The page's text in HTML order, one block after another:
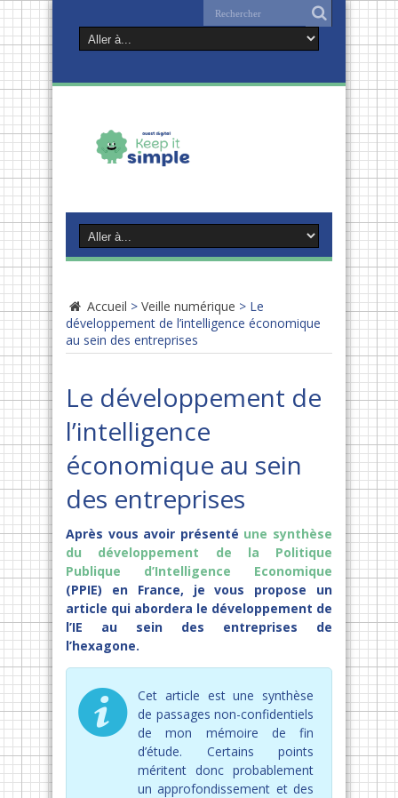
Accueil > Veille numérique > Le
développement de l’intelligence économique
au sein des entreprises
Le développement de
l’intelligence
économique au sein
des entreprises
Après vous avoir présenté une synthèse
du développement de la Politique
Publique d’Intelligence Economique
(PPIE) en France, je vous propose un
article qui abordera le développement de
l’IE au sein des entreprises de
l’hexagone.
Cet article est une synthèse
de passages non-confidentiels
de mon mémoire de fin
d’étude. Certains points
méritent donc probablement
un approfondissement et des